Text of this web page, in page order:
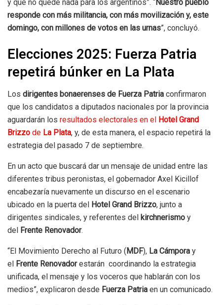
y que no quede nada para los argentinos”. “Nuestro pueblo
responde con más militancia, con más movilización y, este
domingo, con millones de votos en las urnas”, concluyó.
Elecciones 2025: Fuerza Patria
repetirá búnker en La Plata
Los dirigentes bonaerenses de Fuerza Patria confirmaron
que los candidatos a diputados nacionales por la provincia
aguardarán los resultados electorales en el Hotel Grand
Brizzo de La Plata, y, de esta manera, el espacio repetirá la
estrategia del pasado 7 de septiembre.
En un acto que buscará dar un mensaje de unidad entre las
diferentes tribus peronistas, el gobernador Axel Kicillof
encabezaría nuevamente un discurso en el escenario
ubicado en la puerta del Hotel Grand Brizzo, junto a
dirigentes sindicales, y referentes del kirchnerismo y
del Frente Renovador.
“El Movimiento Derecho al Futuro (MDF), La Cámpora y
el Frente Renovadorestarán coordinando la estrategia
unificada, el mensaje y los voceros que hablarán con los
medios”, explicaron desde Fuerza Patria en un comunicado.